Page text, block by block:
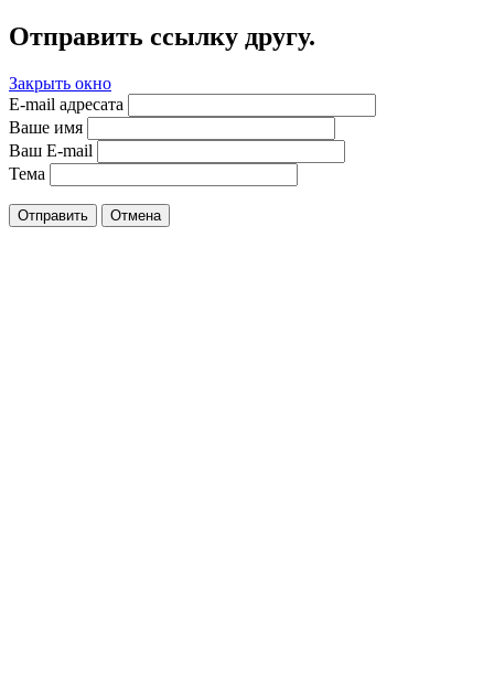
Отправить ссылку другу.
Закрыть окно
E-mail адресата
Ваше имя
Ваш E-mail
Тема
Отправить Отмена